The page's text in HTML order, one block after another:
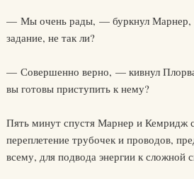
— Мы очень рады, — буркнул Марнер,
задание, не так ли?
— Совершенно верно, — кивнул
вы готовы приступить к нему?
Пять минут спустя Марнер и Кемридж
переплетение трубочек и проводов,
всему, для подвода энергии к сложной